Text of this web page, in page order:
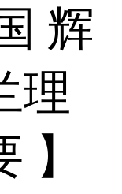
辉
理
】